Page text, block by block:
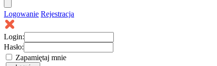
Logowanie Rejestracja
Login:
Hasło:
Zapamiętaj mnie